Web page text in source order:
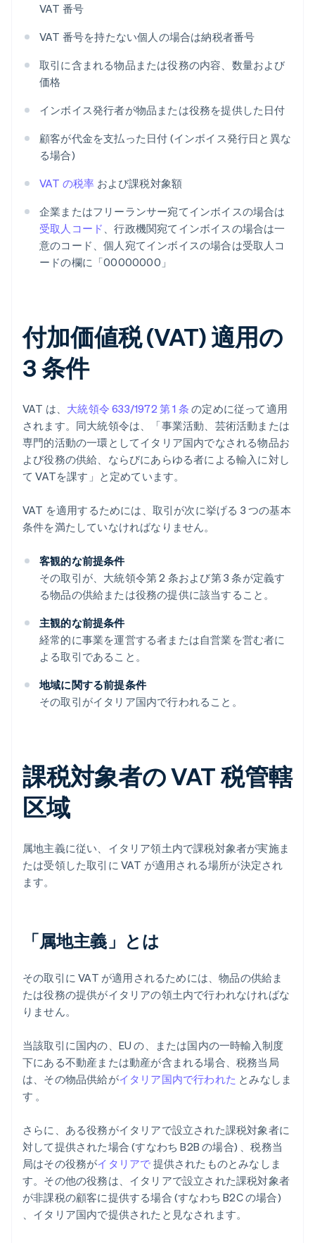
VAT 番号
VAT 番号を持たない個人の場合は納税者番号
取引に含まれる物品または役務の内容、数量および
価格
インボイス発行者が物品または役務を提供した日付
顧客が代金を支払った日付 (インボイス発行日と異な
る場合)
VAT の税率 および課税対象額
企業またはフリーランサー宛てインボイスの場合は
受取人コード 、行政機関宛てインボイスの場合は一
意のコード、個人宛てインボイスの場合は受取人コ
ードの欄に「00000000」
付加価値税 (VAT) 適用の
3 条件
VAT は、 大統領令 633/1972 第 1 条 の定めに従って適用
されます。同大統領令は、「事業活動、芸術活動または
専門的活動の一環としてイタリア国内でなされる物品お
よび役務の供給、ならびにあらゆる者による輸入に対し
て VATを課す」と定めています。
VAT を適用するためには、取引が次に挙げる 3 つの基本
条件を満たしていなければなりません。
客観的な前提条件
その取引が、大統領令第 2 条および第 3 条が定義す
る物品の供給または役務の提供に該当すること。
主観的な前提条件
経常的に事業を運営する者または自営業を営む者に
よる取引であること。
地域に関する前提条件
その取引がイタリア国内で行われること。
課税対象者の VAT 税管轄
区域
属地主義に従い、イタリア領土内で課税対象者が実施ま
たは受領した取引に VAT が適用される場所が決定され
ます。
「属地主義」とは
その取引に VAT が適用されるためには、物品の供給ま
たは役務の提供がイタリアの領土内で行われなければな
りません。
当該取引に国内の、EU の、または国内の一時輸入制度
下にある不動産または動産が含まれる場合、税務当局
は、その物品供給がイタリア国内で行われた とみなしま
す 。
さらに、ある役務がイタリアで設立された課税対象者に
対して提供された場合 (すなわち B2B の場合) 、税務当
局はその役務がイタリアで 提供されたものとみなしま
す。その他の役務は、イタリアで設立された課税対象者
が非課税の顧客に提供する場合 (すなわち B2C の場合)
、イタリア国内で提供されたと見なされます。